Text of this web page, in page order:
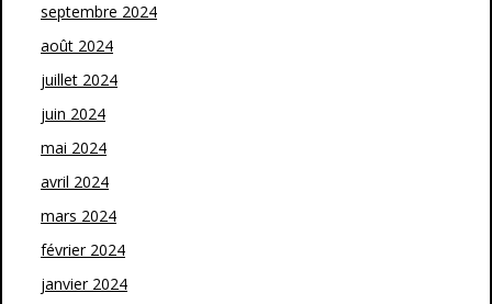
septembre 2024
août 2024
juillet 2024
juin 2024
mai 2024
avril 2024
mars 2024
février 2024
janvier 2024